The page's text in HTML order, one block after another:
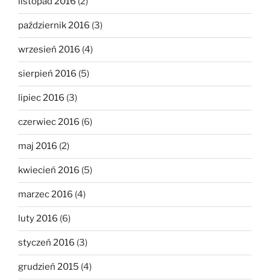
październik 2016 (3)
wrzesień 2016 (4)
sierpień 2016 (5)
lipiec 2016 (3)
czerwiec 2016 (6)
maj 2016 (2)
kwiecień 2016 (5)
marzec 2016 (4)
luty 2016 (6)
styczeń 2016 (3)
grudzień 2015 (4)